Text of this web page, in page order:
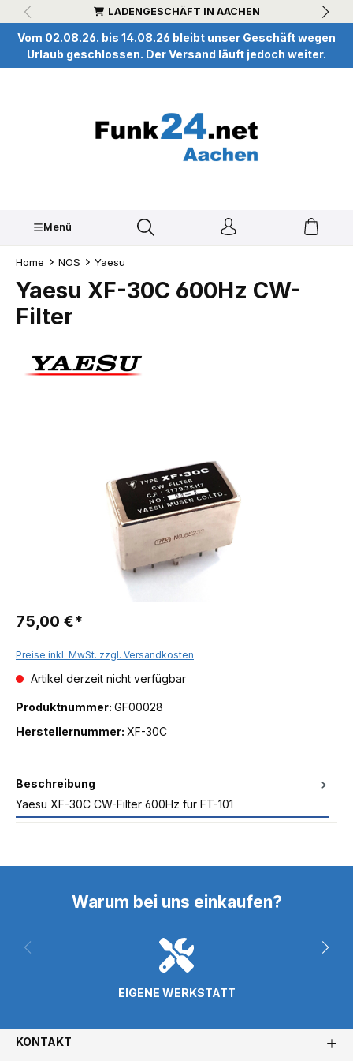
springen LADENGESCHÄFT IN AACHEN
Vom 02.08.26. bis 14.08.26 bleibt unser Geschäft wegen
Urlaub geschlossen. Der Versand läuft jedoch weiter.
Menü
Home NOS Yaesu
Yaesu XF-30C 600Hz CW-
Filter
75,00 €*
Preise inkl. MwSt. zzgl. Versandkosten
Artikel derzeit nicht verfügbar
Produktnummer: GF00028
Herstellernummer: XF-30C
Beschreibung
Yaesu XF-30C CW-Filter 600Hz für FT-101
Warum bei uns einkaufen?
EIGENE WERKSTATT
KONTAKT